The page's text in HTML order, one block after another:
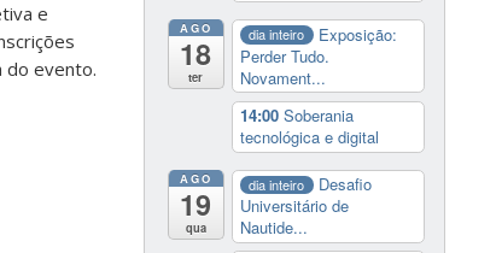
e
do evento.
AGO
18
ter
dia inteiro
Exposição:
Perder Tudo.
Novament...
14:00 Soberania
tecnológica e digital
AGO
19
qua
dia inteiro
Desafio
Universitário de
Nautide...